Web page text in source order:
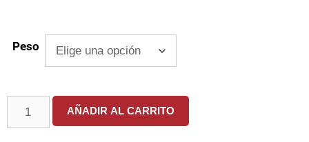
Peso
AÑADIR AL CARRITO